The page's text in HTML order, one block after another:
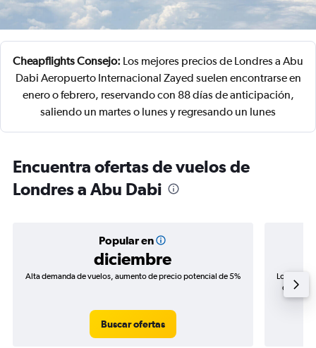
Cheapflights Consejo: Los mejores precios de Londres a Abu
Dabi Aeropuerto Internacional Zayed suelen encontrarse en
enero o febrero, reservando con 88 días de anticipación,
saliendo un martes o lunes y regresando un lunes
Encuentra ofertas de vuelos de
Londres a Abu Dabi
Popular en
diciembre
Alta demanda de vuelos, aumento de precio potencial de 5%
Buscar ofertas
Los
de